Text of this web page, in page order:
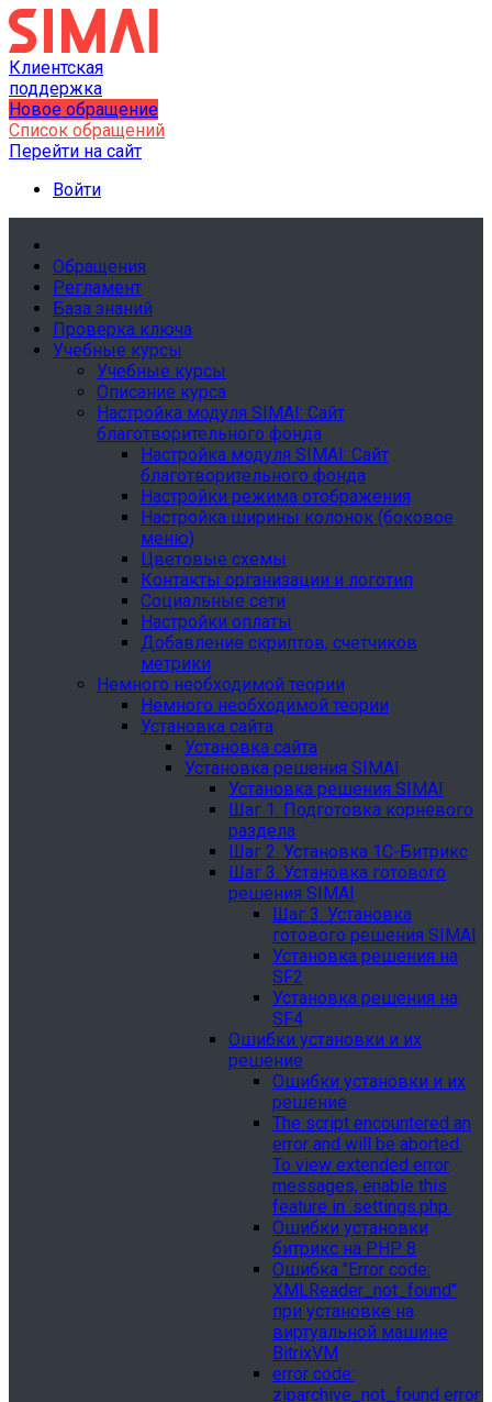
Клиентская
поддержка
Новое обращение
Список обращений
Перейти на сайт
Войти
Обращения
Регламент
База знаний
Проверка ключа
Учебные курсы
Учебные курсы
Описание курса
Настройка модуля SIMAI: Сайт
благотворительного фонда
Настройка модуля SIMAI: Сайт
благотворительного фонда
Настройки режима отображения
Настройка ширины колонок (боковое
меню)
Цветовые схемы
Контакты организации и логотип
Социальные сети
Настройки оплаты
Добавление скриптов, счетчиков
метрики
Немного необходимой теории
Немного необходимой теории
Установка сайта
Установка сайта
Установка решения SIMAI
Установка решения SIMAI
Шаг 1. Подготовка корневого
раздела
Шаг 2. Установка 1С-Битрикс
Шаг 3. Установка готового
решения SIMAI
Шаг 3. Установка
готового решения SIMAI
Установка решения на
SF2
Установка решения на
SF4
Ошибки установки и их
решение
Ошибки установки и их
решение
The script encountered an
error and will be aborted.
To view extended error
messages, enable this
feature in .settings.php.
Ошибки установки
битрикс на PHP 8
Ошибка "Error сode:
XMLReader_not_found"
при установке на
виртуальной машине
BitrixVM
error сode:
ziparchive_not_found error